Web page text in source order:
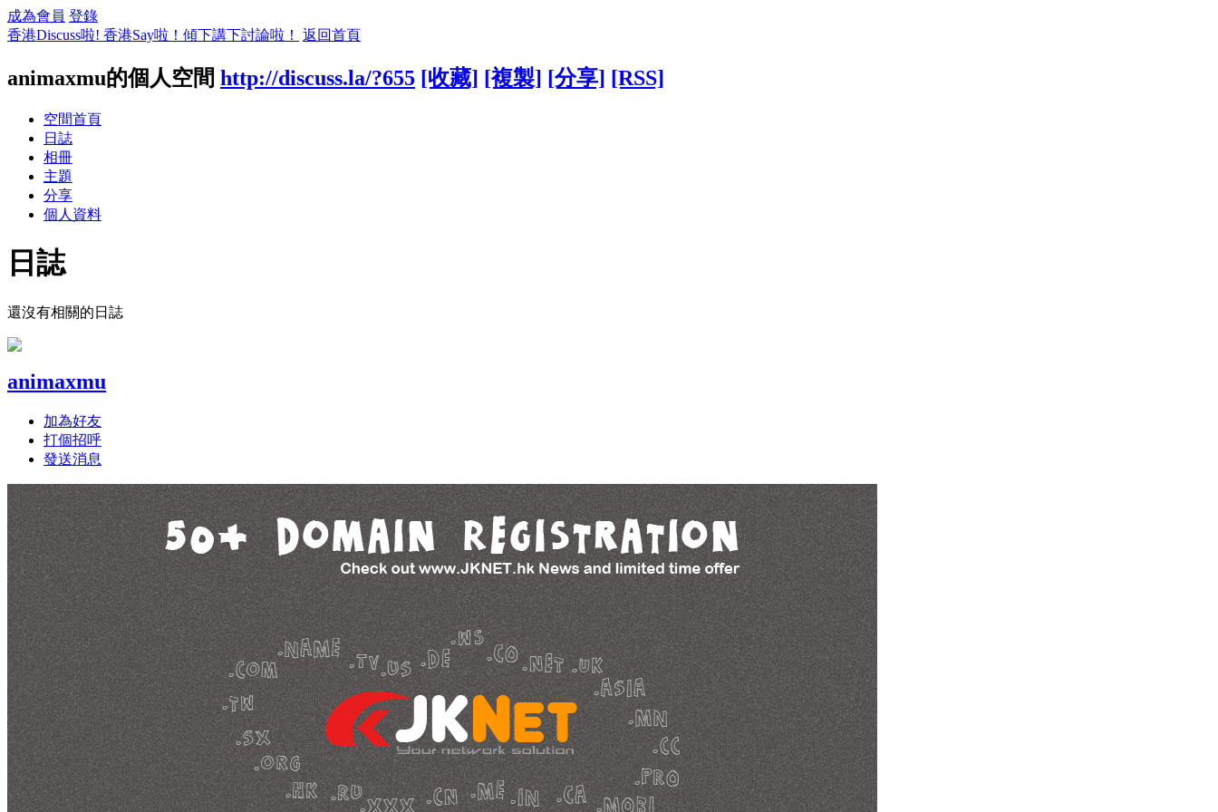
成為會員 登錄
香港Discuss啦! 香港Say啦！傾下講下討論啦！
返回首頁
animaxmu的個人空間 http://discuss.la/?655 [收藏] [複製] [分享] [RSS]
空間首頁
日誌
相冊
主題
分享
個人資料
日誌
還沒有相關的日誌
animaxmu
加為好友
打個招呼
發送消息